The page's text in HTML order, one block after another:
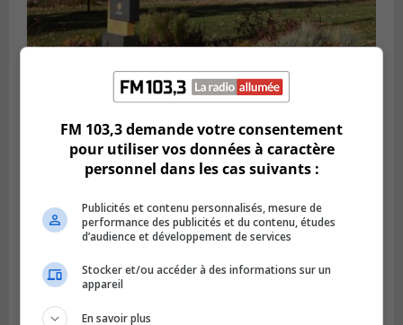
Publié le 27 juillet 2026 à 14h40
Candiac propulse sa transition verte
FM 103,3 demande votre consentement
pour utiliser vos données à caractère
personnel dans les cas suivants :
Publicités et contenu personnalisés, mesure de
performance des publicités et du contenu, études
d’audience et développement de services
Stocker et/ou accéder à des informations sur un
appareil
En savoir plus